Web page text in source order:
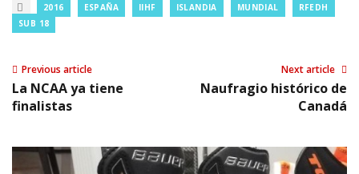
2016 ESPAÑA IIHF ISLANDIA MUNDIAL
RFEDH
SUB 18
Previous article
La NCAA ya tiene
finalistas
Next article
Naufragio histórico de
Canadá